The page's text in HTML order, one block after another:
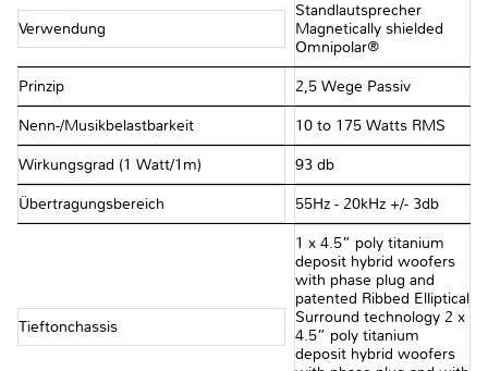
Verwendung
Standlautsprecher
Magnetically shielded
Omnipolar®
Prinzip 2,5 Wege Passiv
Nenn-/Musikbelastbarkeit 10 to 175 Watts RMS
Wirkungsgrad (1 Watt/1m) 93 db
Übertragungsbereich 55Hz - 20kHz +/- 3db
Tieftonchassis
1 x 4.5” poly titanium
deposit hybrid woofers
with phase plug and
patented Ribbed Elliptical
Surround technology 2 x
4.5” poly titanium
deposit hybrid woofers